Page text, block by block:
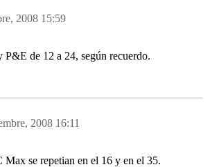
2008 15:59
de 12 a 24, según recuerdo.
2008 16:11
Max se repetian en el 16 y en el 35.